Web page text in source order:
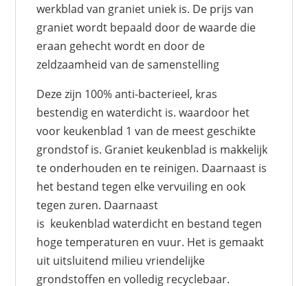
werkblad van graniet uniek is. De prijs van
graniet wordt bepaald door de waarde die
eraan gehecht wordt en door de
zeldzaamheid van de samenstelling
Deze zijn 100% anti-bacterieel, kras
bestendig en waterdicht is. waardoor het
voor keukenblad 1 van de meest geschikte
grondstof is. Graniet keukenblad is makkelijk
te onderhouden en te reinigen. Daarnaast is
het bestand tegen elke vervuiling en ook
tegen zuren. Daarnaast
is keukenblad waterdicht en bestand tegen
hoge temperaturen en vuur. Het is gemaakt
uit uitsluitend milieu vriendelijke
grondstoffen en volledig recyclebaar.